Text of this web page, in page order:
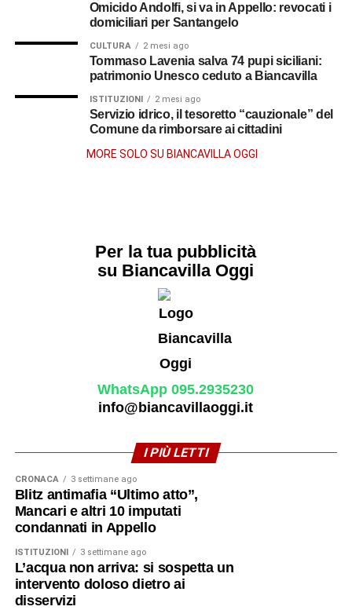
Omicido Andolfi, si va in Appello: revocati i
domiciliari per Santangelo
CULTURA 2 mesi ago
Tommaso Lavenia salva 74 pupi siciliani:
patrimonio Unesco ceduto a Biancavilla
ISTITUZIONI 2 mesi ago
Servizio idrico, il tesoretto “cauzionale” del
Comune da rimborsare ai cittadini
MORE SOLO SU BIANCAVILLA OGGI
Per la tua pubblicità
su Biancavilla Oggi
WhatsApp 095.2935230
info@biancavillaoggi.it
I PIÙ LETTI
CRONACA 3 settimane ago
Blitz antimafia “Ultimo atto”,
Mancari e altri 10 imputati
condannati in Appello
ISTITUZIONI 3 settimane ago
L’acqua non arriva: si sospetta un
intervento doloso dietro ai
disservizi